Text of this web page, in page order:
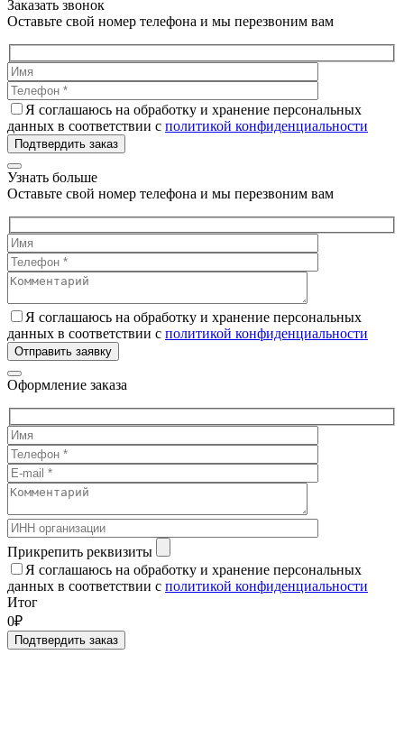
Заказать звонок
Оставьте свой номер телефона и мы перезвоним вам
Я соглашаюсь на обработку и хранение персональных
данных в соответствии с политикой конфиденциальности
Подтвердить заказ
Узнать больше
Оставьте свой номер телефона и мы перезвоним вам
Я соглашаюсь на обработку и хранение персональных
данных в соответствии с политикой конфиденциальности
Отправить заявку
Оформление заказа
Прикрепить реквизиты
Я соглашаюсь на обработку и хранение персональных
данных в соответствии с политикой конфиденциальности
Итог
0₽
Подтвердить заказ